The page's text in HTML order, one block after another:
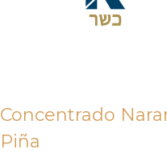
Concentrado
Piña